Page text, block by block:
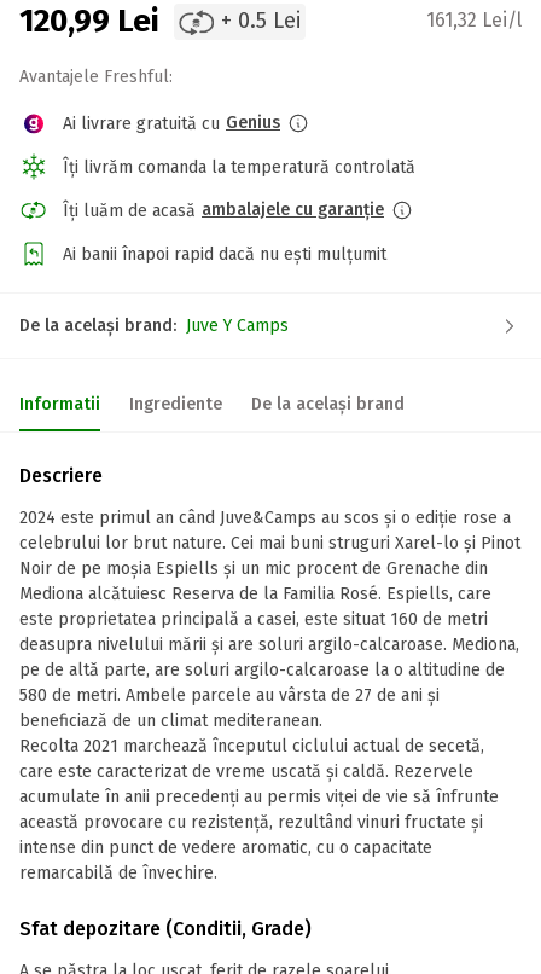
120,99 Lei + 0.5 Lei 161,32 Lei/l
Avantajele Freshful:
Ai livrare gratuită cu Genius
Îți livrăm comanda la temperatură controlată
Îți luăm de acasă ambalajele cu garanție
Ai banii înapoi rapid dacă nu ești mulțumit
De la același brand: Juve Y Camps
Informatii Ingrediente De la același brand
Descriere
2024 este primul an când Juve&Camps au scos și o ediție rose a
celebrului lor brut nature. Cei mai buni struguri Xarel-lo și Pinot
Noir de pe moșia Espiells și un mic procent de Grenache din
Mediona alcătuiesc Reserva de la Familia Rosé. Espiells, care
este proprietatea principală a casei, este situat 160 de metri
deasupra nivelului mării și are soluri argilo-calcaroase. Mediona,
pe de altă parte, are soluri argilo-calcaroase la o altitudine de
580 de metri. Ambele parcele au vârsta de 27 de ani și
beneficiază de un climat mediteranean.
Recolta 2021 marchează începutul ciclului actual de secetă,
care este caracterizat de vreme uscată și caldă. Rezervele
acumulate în anii precedenți au permis viței de vie să înfrunte
această provocare cu rezistență, rezultând vinuri fructate și
intense din punct de vedere aromatic, cu o capacitate
remarcabilă de învechire.
Sfat depozitare (Conditii, Grade)